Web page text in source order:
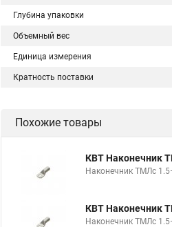
Глубина упаковки
Объемный вес
Единица измерения
Кратность поставки
Похожие товары
КВТ Наконечник
Наконечник ТМЛс
КВТ Наконечник
Наконечник ТМЛс